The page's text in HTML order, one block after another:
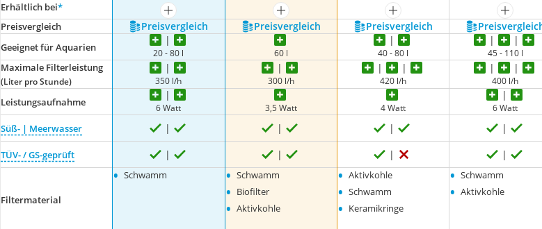
Erhältlich bei*
mehr anzeigen mehr anzeigen mehr anzeigen mehr
Preis­vergleich
Preis­vergleich Preis­vergleich Preis­vergleich
Geeignet für Aquarien 20 - 80 l 60 l 40 - 80 l 45 - 110 l
Maximale Filterleistung
(Liter pro Stunde) 350 l/h 300 l/h 420 l/h 400 l/h
Leistungsaufnahme 6 Watt 3,5 Watt 4 Watt 6 Watt
Süß- | Meerwasser
TÜV- / GS-geprüft
Filtermaterial
• Schwamm • Schwamm
• Biofilter
• Aktivkohle
• Aktivkohle
• Schwamm
• Keramikringe
• Schwamm
• Aktivkohle